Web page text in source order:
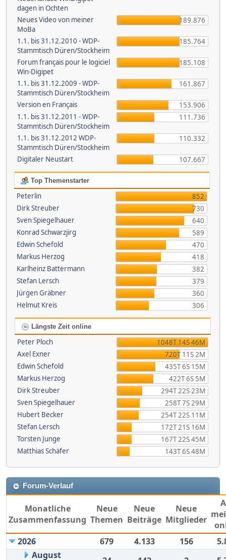
dagen in Ochten
Neues Video von meiner
MoBa
189.876
1.1. bis 31.12.2010 - WDP-
Stammtisch Düren/Stockheim
185.764
Forum français pour le logiciel
Win-Digipet
185.108
1.1. bis 31.12.2009 - WDP-
Stammtisch Düren/Stockheim
161.867
Version en Français
153.906
1.1. bis 31.12.2011 - WDP-
Stammtisch Düren/Stockheim
111.736
1.1. bis 31.12.2012 WDP-
Stammtisch Düren/Stockheim
110.332
Digitaler Neustart 107.667
Top Themenstarter
Peterlin
852
Dirk Streuber
730
Sven Spiegelhauer
640
Konrad Schwarzjirg
589
Edwin Schefold
470
Markus Herzog
418
Karlheinz Battermann
382
Stefan Lersch
379
Jürgen Gräbner
360
Helmut Kreis
306
Längste Zeit online
Peter Ploch
1048T 14S 46M
Axel Exner
720T 11S 2M
Edwin Schefold
435T 6S 15M
Markus Herzog
422T 6S 5M
Dirk Streuber
294T 22S 23M
Sven Spiegelhauer
258T 7S 29M
Hubert Becker
254T 22S 11M
Stefan Lersch
172T 21S 16M
Torsten Junge
167T 22S 45M
Matthias Schäfer
143T 6S 48M
Forum-Verlauf
Monatliche
Zusammenfassung
Neue
Themen
Neue
Beiträge
Neue
Mitglieder
2026
679 4.133 156
August